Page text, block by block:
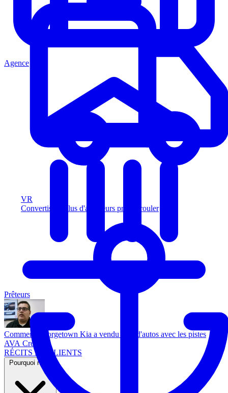
VR
Convertissez plus d'acheteurs prêts à rouler
Agence
Prêteurs
Comment Georgetown Kia a vendu plus d'autos avec les pistes
AVA Credit
RÉCITS DE CLIENTS
Pourquoi nous